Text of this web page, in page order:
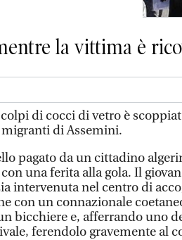
la vittima è
di cocci di vetro è
di Assemini.
pagato da un cittadino
una ferita alla gola. Il
intervenuta nel centro di
con un connazionale
bicchiere e, afferrando uno
ferendolo gravemente al